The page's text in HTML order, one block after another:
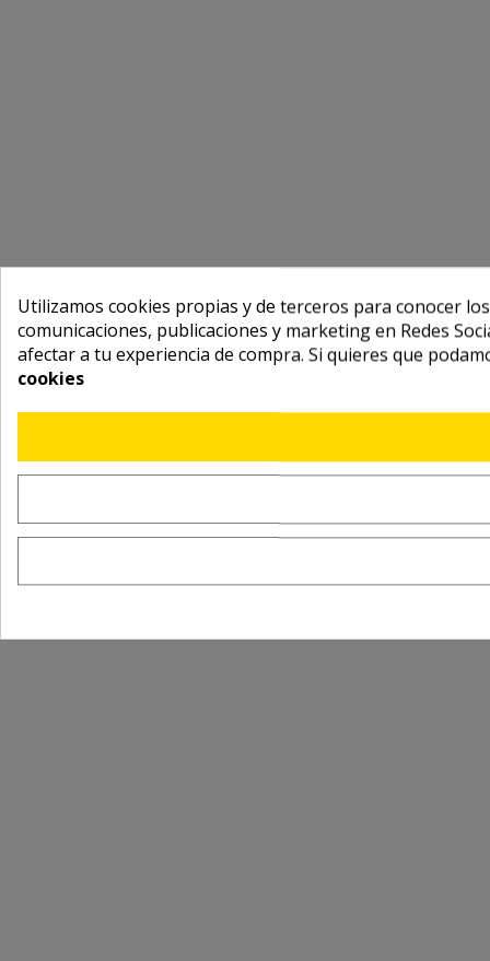
Utilizamos cookies propias y de terceros para conocer
comunicaciones, publicaciones y marketing en Redes
afectar a tu experiencia de compra. Si quieres que
cookies